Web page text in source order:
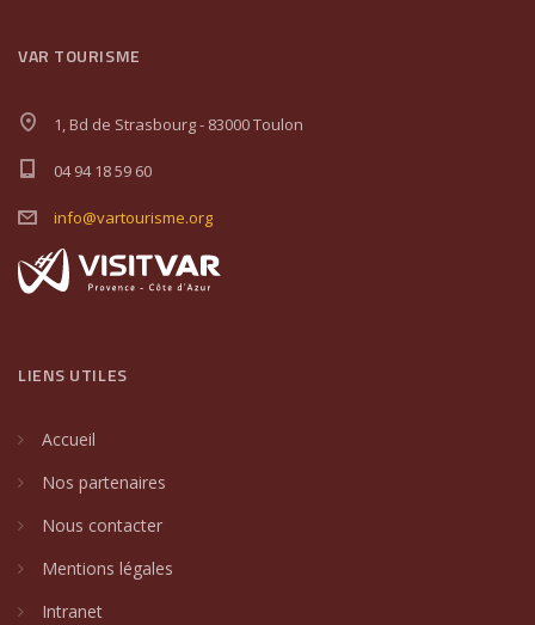
VAR TOURISME
1, Bd de Strasbourg - 83000 Toulon
04 94 18 59 60
info@vartourisme.org
LIENS UTILES
Accueil
Nos partenaires
Nous contacter
Mentions légales
Intranet